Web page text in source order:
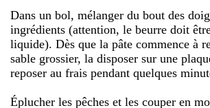
Dans un bol, mélanger du bout des
ingrédients (attention, le beurre doit
liquide). Dès que la pâte commence à
sable grossier, la disposer sur une
reposer au frais pendant quelques
Éplucher les pêches et les couper en